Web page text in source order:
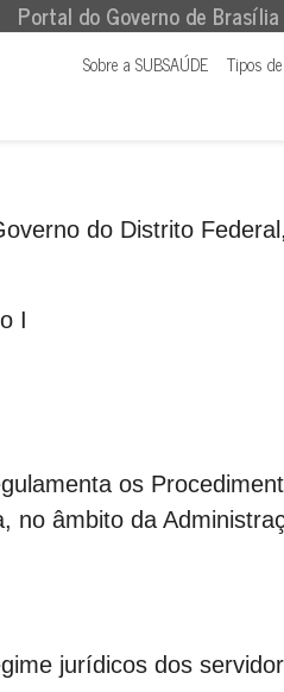
Portal do Governo de Brasília
Sobre a SUBSAÚDE Tipos
do Distrito
I
os
no âmbito da
jurídicos dos